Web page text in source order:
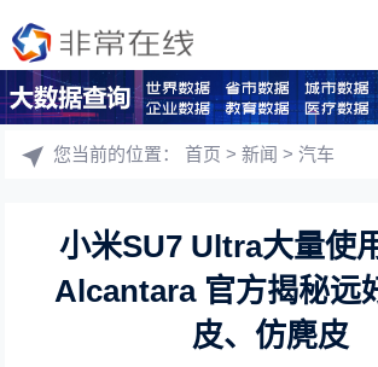
您当前的位置：首页 >新闻 >汽车
小米SU7 Ultra大量使
Alcantara 官方揭秘远
皮、仿麂皮